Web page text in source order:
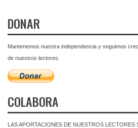
DONAR
Mantenemos nuestra independencia y seguimos
de nuestros lectores.
COLABORA
LAS APORTACIONES DE NUESTROS LECTORES